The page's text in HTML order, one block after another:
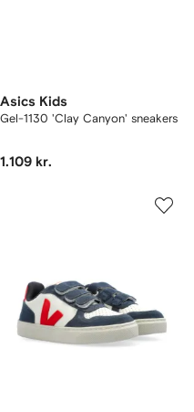
Asics Kids
Gel-1130 'Clay Canyon' sneakers
1.109 kr.